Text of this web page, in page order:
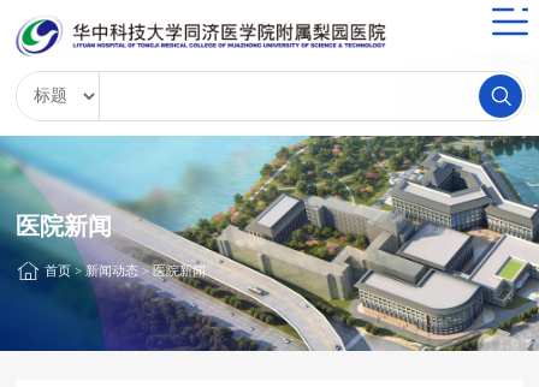
医院新闻
首页>新闻动态>医院新闻